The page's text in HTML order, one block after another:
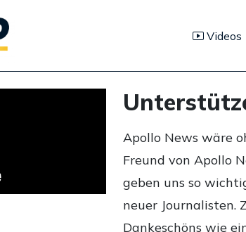
Videos
Apollo News wäre
Freund von Apollo
geben uns so
neuer Journalisten.
Dankeschöns wie